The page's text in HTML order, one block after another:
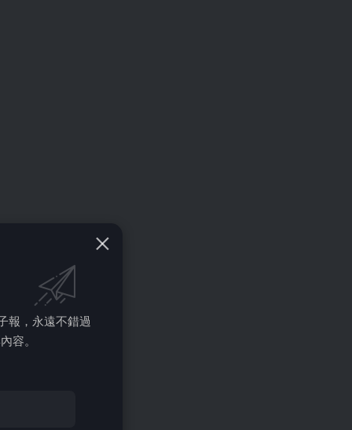
報，永遠不錯過
容。